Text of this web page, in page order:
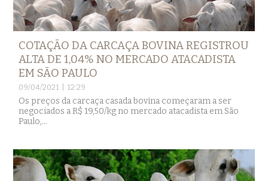
COTAÇÃO DA CARCAÇA BOVINA REGISTROU
ALTA DE 1,04% NO MERCADO ATACADISTA
EM SÃO PAULO
09/04/2021 | 12:29
Os preços da carcaça casada bovina começaram a ser
negociados a R$ 19,50/kg no mercado atacadista em São
Paulo,...